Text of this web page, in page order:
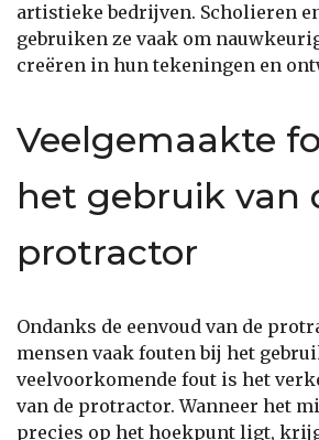
artistieke bedrijven. Scholieren
gebruiken ze vaak om
creëren in hun tekeningen en
Veelgemaakte
het gebruik van
protractor
Ondanks de eenvoud van de
mensen vaak fouten bij het
veelvoorkomende fout is het
van de protractor. Wanneer het
precies op het hoekpunt ligt,